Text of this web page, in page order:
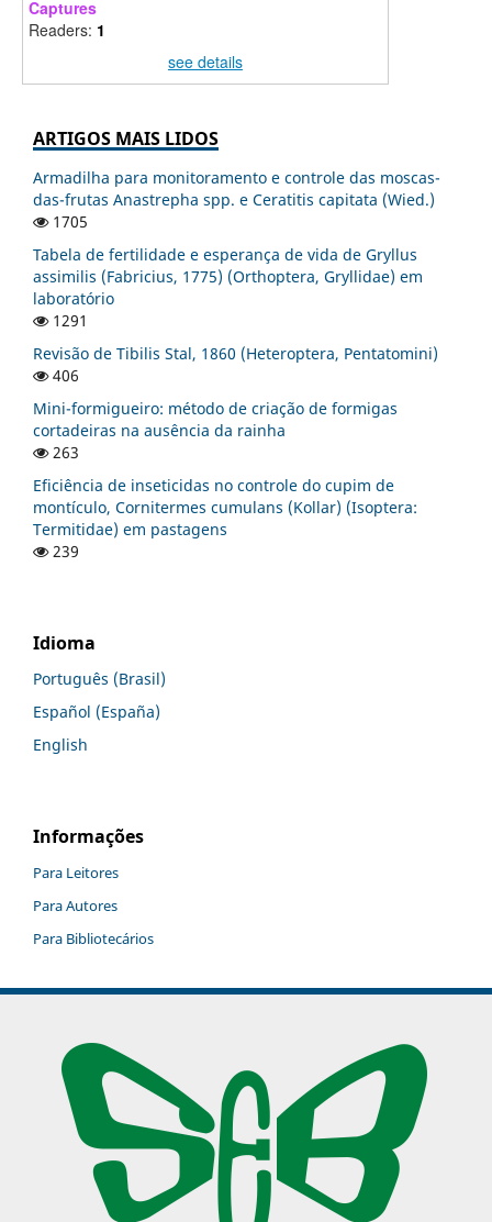
Captures
Readers: 1
see details
ARTIGOS MAIS LIDOS
Armadilha para monitoramento e controle das moscas-
das-frutas Anastrepha spp. e Ceratitis capitata (Wied.)
1705
Tabela de fertilidade e esperança de vida de Gryllus
assimilis (Fabricius, 1775) (Orthoptera, Gryllidae) em
laboratório
1291
Revisão de Tibilis Stal, 1860 (Heteroptera, Pentatomini)
406
Mini-formigueiro: método de criação de formigas
cortadeiras na ausência da rainha
263
Eficiência de inseticidas no controle do cupim de
montículo, Cornitermes cumulans (Kollar) (Isoptera:
Termitidae) em pastagens
239
Idioma
Português (Brasil)
Español (España)
English
Informações
Para Leitores
Para Autores
Para Bibliotecários